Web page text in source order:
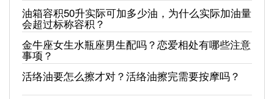
油箱容积50升实际可加多少油，为什么实际加油量
会超过标称容积？
金牛座女生水瓶座男生配吗？恋爱相处有哪些注意
事项？
活络油要怎么擦才对？活络油擦完需要按摩吗？